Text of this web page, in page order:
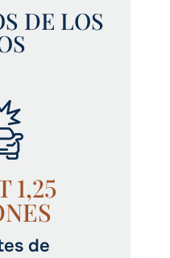
DE LOS
1,25
de